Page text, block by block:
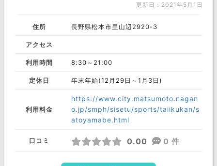
更新日：2021年5月1日
住所 長野県松本市里山辺2920-3
アクセス
利用時間 8:30～21:00
定休日 年末年始(12月29日～1月3日)
利用料金
https://www.city.matsumoto.nagan
o.jp/smph/sisetu/sports/taiikukan/s
atoyamabe.html
口コミ 0.00 0 件